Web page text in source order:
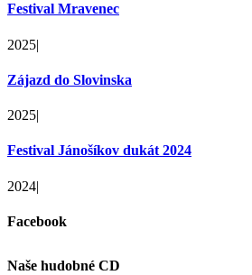
Festival Mravenec
2025|
Zájazd do Slovinska
2025|
Festival Jánošíkov dukát 2024
2024|
Facebook
Naše hudobné CD